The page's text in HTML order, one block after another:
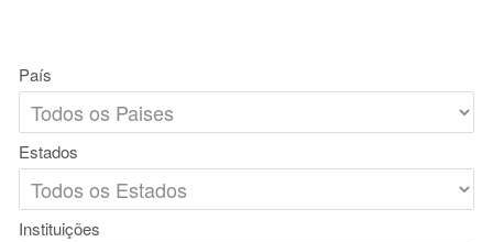
País
Estados
Instituições